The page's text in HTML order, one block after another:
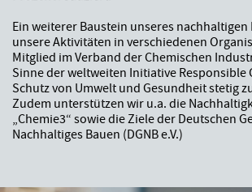
Ein weiterer Baustein unseres nachhaltigen
unsere Aktivitäten in verschiedenen
Mitglied im Verband der Chemischen
Sinne der weltweiten Initiative Responsible
Schutz von Umwelt und Gesundheit stetig
Zudem unterstützen wir u.a. die
„Chemie3“ sowie die Ziele der Deutschen
Nachhaltiges Bauen (DGNB e.V.)